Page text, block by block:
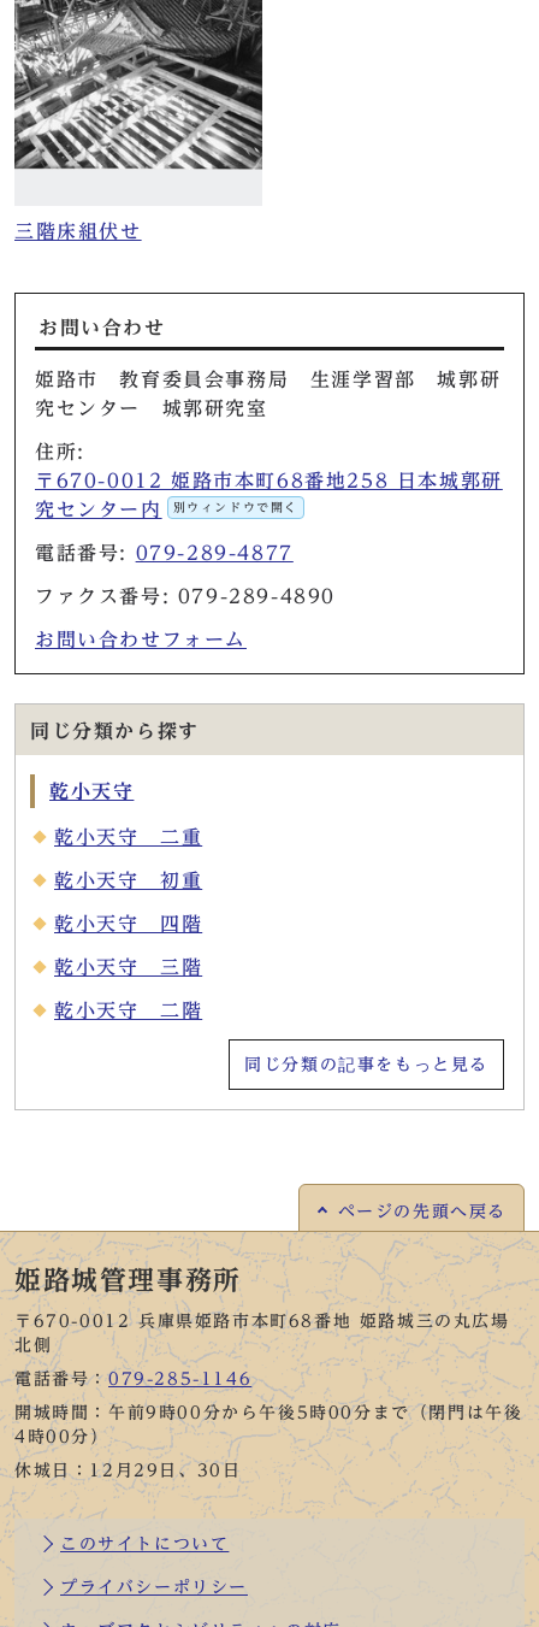
三階床組伏せ
お問い合わせ
姫路市 教育委員会事務局 生涯学習部 城郭研
究センター 城郭研究室
住所:
〒670-0012 姫路市本町68番地258 日本城郭研
究センター内
別ウィンドウで開く
電話番号: 079-289-4877
ファクス番号: 079-289-4890
お問い合わせフォーム
同じ分類から探す
乾小天守
乾小天守 二重
乾小天守 初重
乾小天守 四階
乾小天守 三階
乾小天守 二階
同じ分類の記事をもっと見る
ページの 先頭へ戻る
姫路城管理事務所
〒670-0012 兵庫県姫路市本町68番地 姫路城三の丸広場
北側
電話番号：079-285-1146
開城時間：午前9時00分から午後5時00分まで（閉門は午後
4時00分）
休城日：12月29日、30日
このサイトについて
プライバシーポリシー